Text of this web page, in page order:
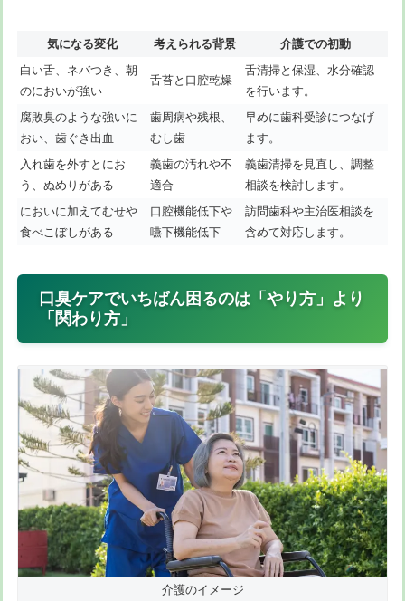
気になる変化 考えられる背景
介護での初動
白い舌、ネバつき、朝
のにおいが強い
舌苔と口腔乾燥
舌清掃と保湿、水分確認
を行います。
腐敗臭のような強いに
おい、歯ぐき出血
歯周病や残根、
むし歯
早めに歯科受診につなげ
ます。
入れ歯を外すとにお
う、ぬめりがある
義歯の汚れや不
適合
義歯清掃を見直し、調整
相談を検討します。
においに加えてむせや
食べこぼしがある
口腔機能低下や
嚥下機能低下
訪問歯科や主治医相談を
含めて対応します。
口臭ケアでいちばん困るのは「やり方」より
「関わり方」
介護のイメージ